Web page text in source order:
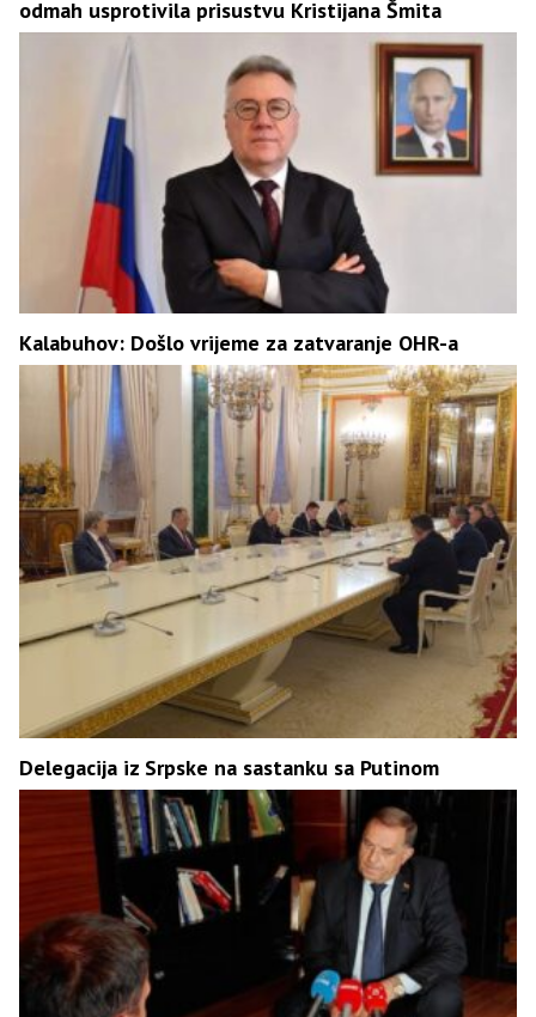
odmah usprotivila prisustvu Kristijana Šmita
Kalabuhov: Došlo vrijeme za zatvaranje OHR-a
Delegacija iz Srpske na sastanku sa Putinom